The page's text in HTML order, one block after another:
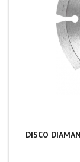
DISCO